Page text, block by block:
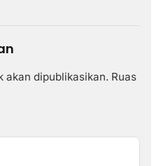
akan dipublikasikan. Ruas